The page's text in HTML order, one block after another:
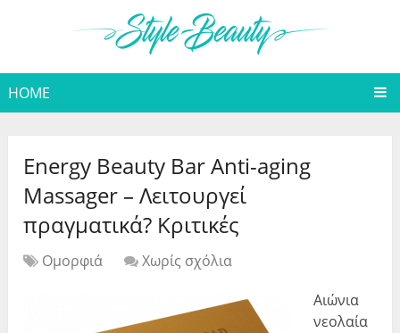
HOME
Energy Beauty Bar Anti-aging
Massager – Λειτουργεί
πραγματικά? Κριτικές
Ομορφιά
Χωρίς σχόλια
Αιώνια
νεολαία